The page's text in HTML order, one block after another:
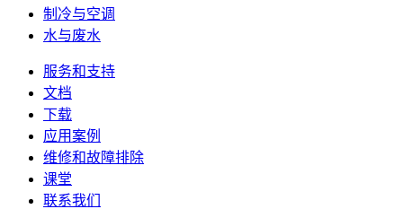
制冷与空调
水与废水
服务和支持
文档
下载
应用案例
维修和故障排除
课堂
联系我们